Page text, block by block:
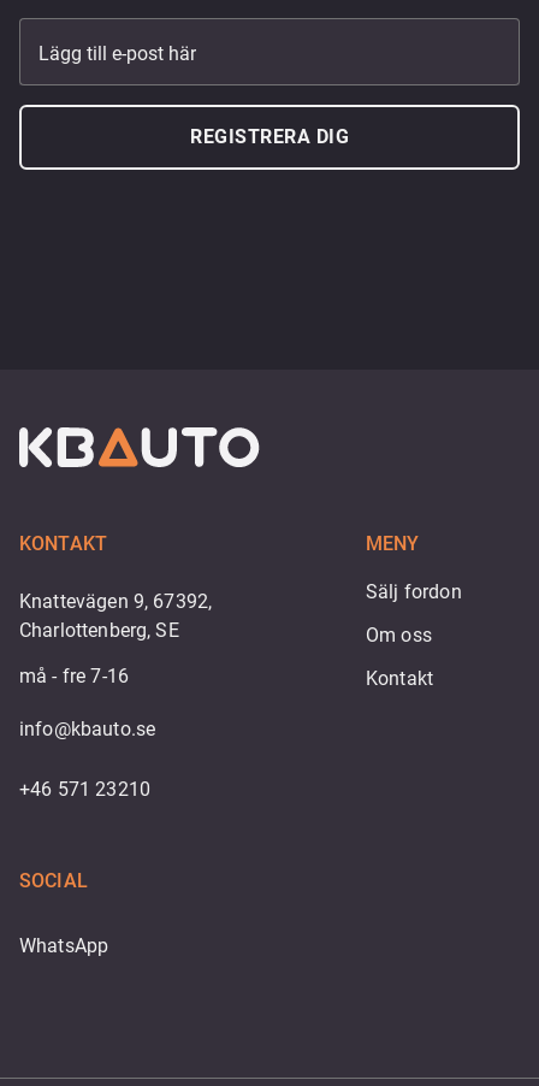
Lägg till e-post här
REGISTRERA DIG
KONTAKT
Knattevägen 9, 67392,
Charlottenberg, SE
må - fre 7-16
info@kbauto.se
+46 571 23210
MENY
Sälj fordon
Om oss
Kontakt
SOCIAL
WhatsApp